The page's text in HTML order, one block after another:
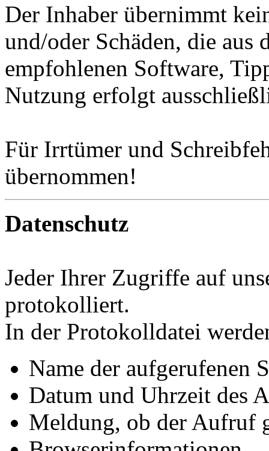
Der Inhaber übernimmt
und/oder Schäden, die aus
empfohlenen Software,
Nutzung erfolgt
Für Irrtümer und
übernommen!
Datenschutz
Jeder Ihrer Zugriffe auf
protokolliert.
In der Protokolldatei
Name der aufgerufenen
Datum und Uhrzeit des
Meldung, ob der Aufruf